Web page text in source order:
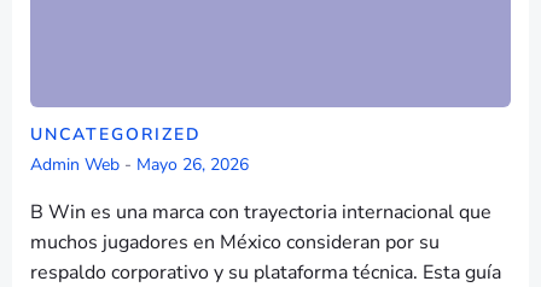
UNCATEGORIZED
Admin Web - Mayo 26, 2026
B Win es una marca con trayectoria internacional que
muchos jugadores en México consideran por su
respaldo corporativo y su plataforma técnica. Esta guía